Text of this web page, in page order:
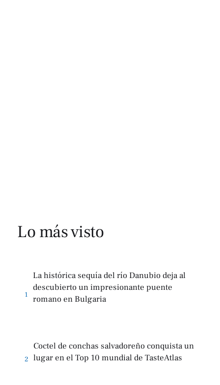
Lo más visto
1
La histórica sequía del río Danubio deja al
descubierto un impresionante puente
romano en Bulgaria
2
Coctel de conchas salvadoreño conquista un
lugar en el Top 10 mundial de TasteAtlas